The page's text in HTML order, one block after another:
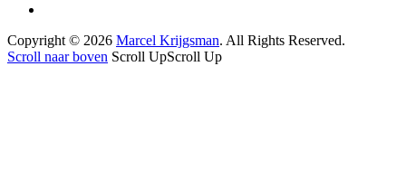
Copyright © 2026 Marcel Krijgsman. All Rights Reserved.
Scroll naar boven Scroll UpScroll Up